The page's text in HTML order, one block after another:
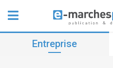
Entreprise